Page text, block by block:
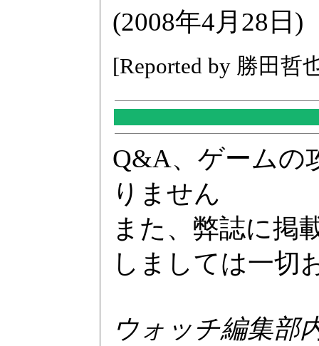
(2008年4月28日)
[Reported by 勝田哲
Q&A、ゲームの
りません
また、弊誌に掲
しましては一切
ウォッチ編集部